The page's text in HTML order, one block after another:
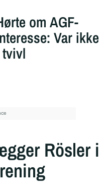
om AGF-
Var ikke
Rösler i